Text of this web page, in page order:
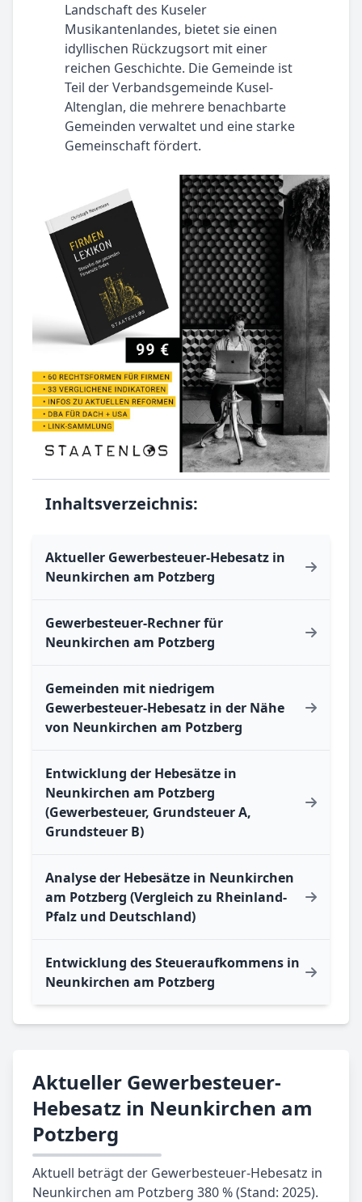
Landschaft des Kuseler
Musikantenlandes, bietet sie einen
idyllischen Rückzugsort mit einer
reichen Geschichte. Die Gemeinde ist
Teil der Verbandsgemeinde Kusel-
Altenglan, die mehrere benachbarte
Gemeinden verwaltet und eine starke
Gemeinschaft fördert.
Inhaltsverzeichnis:
Aktueller Gewerbesteuer-Hebesatz in
Neunkirchen am Potzberg
Gewerbesteuer-Rechner für
Neunkirchen am Potzberg
Gemeinden mit niedrigem
Gewerbesteuer-Hebesatz in der Nähe
von Neunkirchen am Potzberg
Entwicklung der Hebesätze in
Neunkirchen am Potzberg
(Gewerbesteuer, Grundsteuer A,
Grundsteuer B)
Analyse der Hebesätze in Neunkirchen
am Potzberg (Vergleich zu Rheinland-
Pfalz und Deutschland)
Entwicklung des Steueraufkommens in
Neunkirchen am Potzberg
Aktueller Gewerbesteuer-
Hebesatz in Neunkirchen am
Potzberg
Aktuell beträgt der Gewerbesteuer-Hebesatz in
Neunkirchen am Potzberg 380 % (Stand: 2025).